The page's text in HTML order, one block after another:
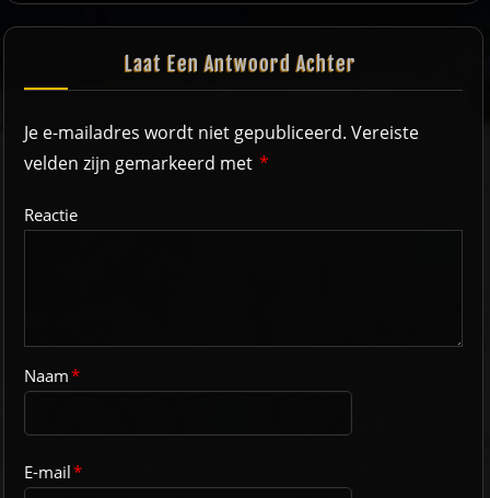
Laat Een Antwoord Achter
Je e-mailadres wordt niet gepubliceerd. Vereiste
velden zijn gemarkeerd met *
Reactie
Naam*
E-mail*